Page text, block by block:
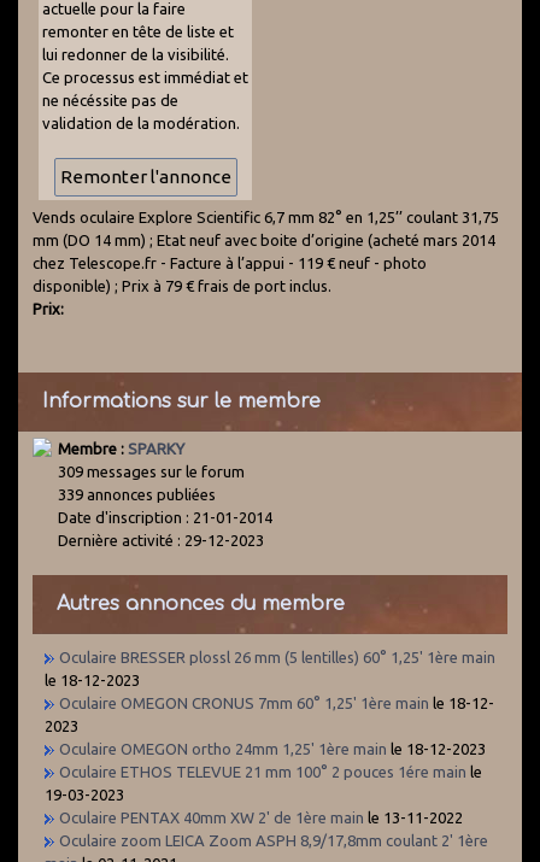
actuelle pour la faire
remonter en tête de liste et
lui redonner de la visibilité.
Ce processus est immédiat et
ne nécéssite pas de
validation de la modération.
Vends oculaire Explore Scientific 6,7 mm 82° en 1,25’’ coulant 31,75
mm (DO 14 mm) ; Etat neuf avec boite d’origine (acheté mars 2014
chez Telescope.fr - Facture à l’appui - 119 € neuf - photo
disponible) ; Prix à 79 € frais de port inclus.
Prix:
Informations sur le membre
Membre : SPARKY
309 messages sur le forum
339 annonces publiées
Date d'inscription : 21-01-2014
Dernière activité : 29-12-2023
Autres annonces du membre
Oculaire BRESSER plossl 26 mm (5 lentilles) 60° 1,25' 1ère main
le 18-12-2023
Oculaire OMEGON CRONUS 7mm 60° 1,25' 1ère main le 18-12-
2023
Oculaire OMEGON ortho 24mm 1,25' 1ère main le 18-12-2023
Oculaire ETHOS TELEVUE 21 mm 100° 2 pouces 1ére main le
19-03-2023
Oculaire PENTAX 40mm XW 2' de 1ère main le 13-11-2022
Oculaire zoom LEICA Zoom ASPH 8,9/17,8mm coulant 2' 1ère